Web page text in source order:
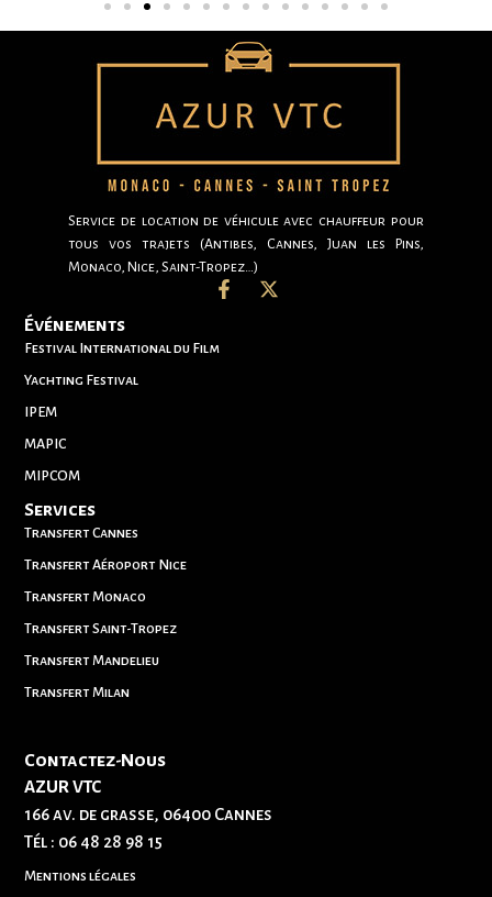
Service de location de véhicule avec chauffeur pour
tous vos trajets (Antibes, Cannes, Juan les Pins,
Monaco, Nice, Saint-Tropez…)
Services
Transfert Cannes
Transfert Aéroport Nice
Transfert Monaco
Transfert Saint-Tropez
Transfert Mandelieu
Transfert Milan
Événements
Festival International du Film
Yachting Festival
IPEM
MAPIC
MIPCOM
Contactez-Nous
AZUR VTC
166 av. de grasse, 06400 Cannes
Tél : 06 48 28 98 15
Mentions légales